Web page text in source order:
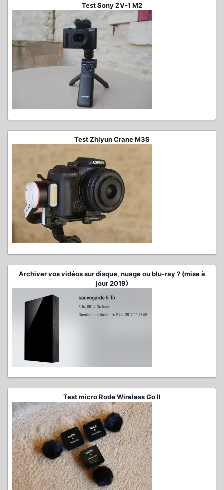
Test Sony ZV-1 M2
Test Zhiyun Crane M3S
Archiver vos vidéos sur disque, nuage ou blu-ray ? (mise à
jour 2019)
Test micro Rode Wireless Go II